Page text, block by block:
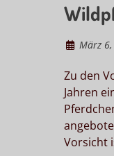
März
Zu den
Jahren
Vorsicht